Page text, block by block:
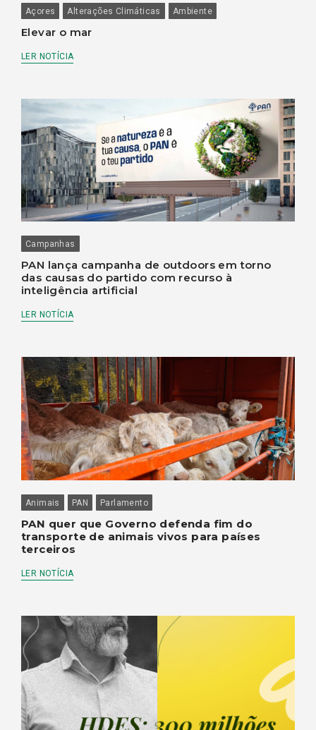
Açores Alterações Climáticas Ambiente
Elevar o mar
LER NOTÍCIA
Campanhas
PAN lança campanha de outdoors em torno
das causas do partido com recurso à
inteligência artificial
LER NOTÍCIA
Animais PAN Parlamento
PAN quer que Governo defenda fim do
transporte de animais vivos para países
terceiros
LER NOTÍCIA